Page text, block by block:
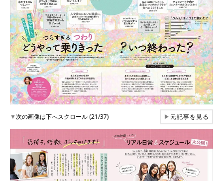
▼次の画像は下へスクロール (21/37) ▶元記事を見る